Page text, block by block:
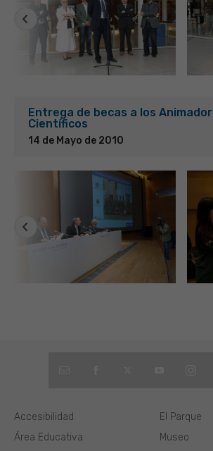
Entrega de becas a los
Científicos
14 de Mayo de 2010
El Parque
Museo
Área Educativa
Accesibilidad